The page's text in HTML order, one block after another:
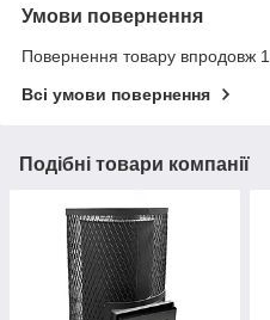
Умови повернення
Повернення товару впродовж
Всі умови повернення
Подібні товари компанії